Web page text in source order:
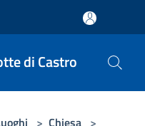
di Castro
> Chiesa >